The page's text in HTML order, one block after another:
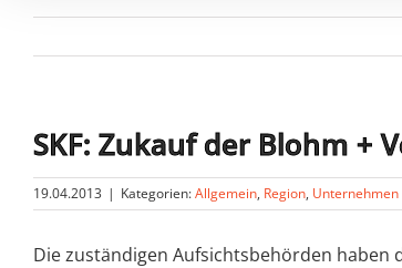
SKF: Zukauf der Blohm +
19.04.2013 | Kategorien:Allgemein, Region, Unternehmen
Die zuständigen Aufsichtsbehörden haben